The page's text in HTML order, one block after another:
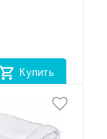
Купить